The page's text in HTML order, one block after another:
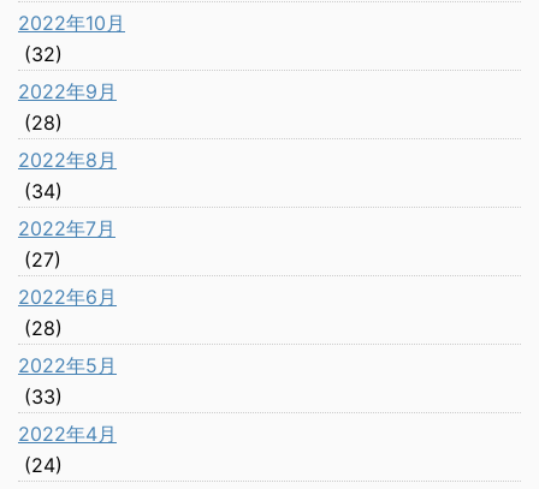
2022年10月
(32)
2022年9月
(28)
2022年8月
(34)
2022年7月
(27)
2022年6月
(28)
2022年5月
(33)
2022年4月
(24)